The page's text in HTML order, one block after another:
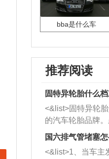
bba是什么车
推荐阅读
固特异轮胎什么
<&list>固特异轮
的汽车轮胎品牌
牌，但是中高低
也是为了更好的开
国六排气管堵塞
<&list>1、当车主